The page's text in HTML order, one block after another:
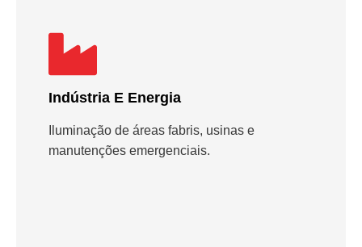
Indústria E Energia
Iluminação de áreas fabris, usinas e
manutenções emergenciais.